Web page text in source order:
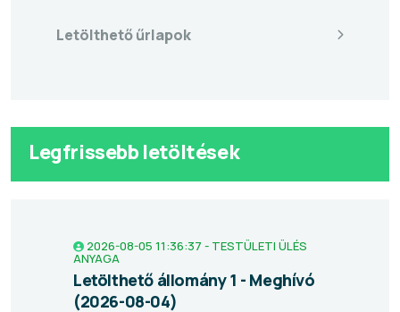
Letölthető űrlapok
Legfrissebb letöltések
2026-08-05 11:36:37 - TESTÜLETI ÜLÉS
ANYAGA
Letölthető állomány 1 - Meghívó
(2026-08-04)